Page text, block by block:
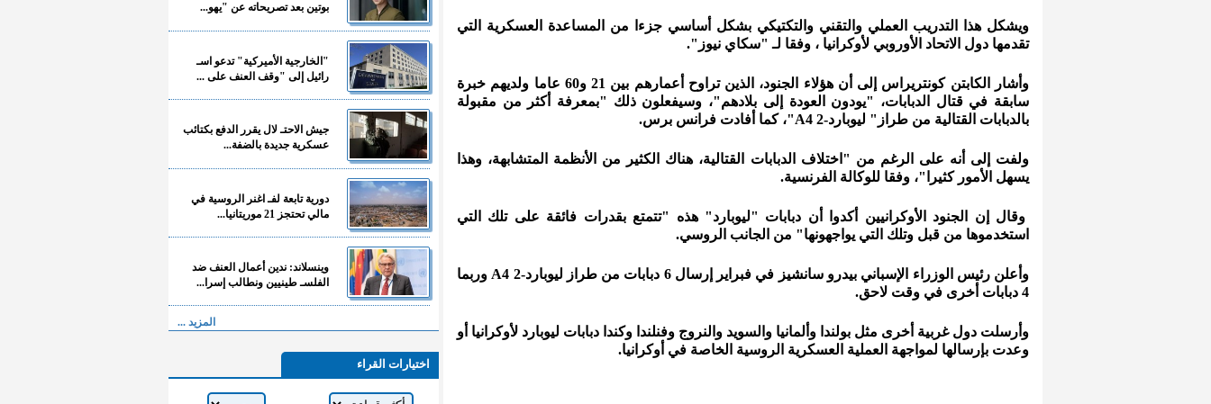
ويشكل هذا التدريب العملي والتقني والتكتيكي بشكل أساسي جزءا من المساعدة العسكرية التي
تقدمها دول الاتحاد الأوروبي لأوكرانيا ، وفقا لـ "سكاي نيوز".
وأشار الكابتن كونتريراس إلى أن هؤلاء الجنود، الذين تراوح أعمارهم بين 21 و60 عاما ولديهم خبرة
سابقة في قتال الدبابات، "يودون العودة إلى بلادهم"، وسيفعلون ذلك "بمعرفة أكثر من مقبولة
بالدبابات القتالية من طراز" ليوبارد-2 A4"، كما أفادت فرانس برس.
ولفت إلى أنه على الرغم من "اختلاف الدبابات القتالية، هناك الكثير من الأنظمة المتشابهة، وهذا
يسهل الأمور كثيرا"، وفقا للوكالة الفرنسية.
وقال إن الجنود الأوكرانيين أكدوا أن دبابات "ليوبارد" هذه "تتمتع بقدرات فائقة على تلك التي
استخدموها من قبل وتلك التي يواجهونها" من الجانب الروسي.
وأعلن رئيس الوزراء الإسباني بيدرو سانشيز في فبراير إرسال 6 دبابات من طراز ليوبارد-2 A4 وربما
4 دبابات أخرى في وقت لاحق.
وأرسلت دول غربية أخرى مثل بولندا وألمانيا والسويد والنروج وفنلندا وكندا دبابات ليوبارد لأوكرانيا أو
وعدت بإرسالها لمواجهة العملية العسكرية الروسية الخاصة في أوكرانيا.
بوتين بعد تصريحاته عن "يهو...
"الخارجية الأميركية" تدعو اسـ
رائيل إلى "وقف العنف على ...
جيش الاحتـ لال يقرر الدفع بكتائب
عسكرية جديدة بالضفة...
دورية تابعة لفـ اغنر الروسية في
مالي تحتجز 21 موريتانيا...
وينسلاند: ندين أعمال العنف ضد
الفلسـ طينيين ونطالب إسرا...
المزيد ...
اختيارات القراء